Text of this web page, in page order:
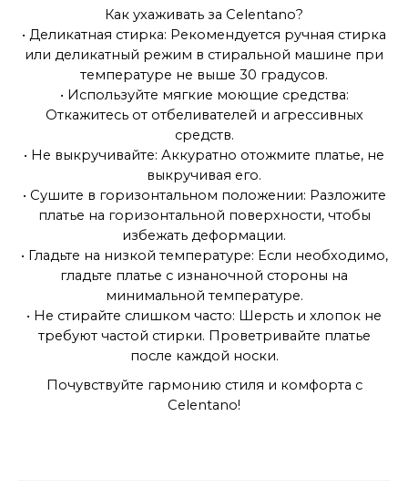
Как ухаживать за Celentano?
• Деликатная стирка: Рекомендуется ручная стирка
или деликатный режим в стиральной машине при
температуре не выше 30 градусов.
• Используйте мягкие моющие средства:
Откажитесь от отбеливателей и агрессивных
средств.
• Не выкручивайте: Аккуратно отожмите платье, не
выкручивая его.
• Сушите в горизонтальном положении: Разложите
платье на горизонтальной поверхности, чтобы
избежать деформации.
• Гладьте на низкой температуре: Если необходимо,
гладьте платье с изнаночной стороны на
минимальной температуре.
• Не стирайте слишком часто: Шерсть и хлопок не
требуют частой стирки. Проветривайте платье
после каждой носки.
Почувствуйте гармонию стиля и комфорта с
Celentano!